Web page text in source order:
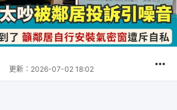
更新： 2026-07-02 18:02